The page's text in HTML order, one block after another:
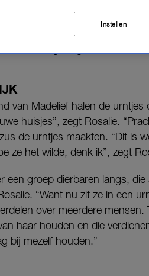
Madelief heeft de
aan de gevolgen
van Madelief halen de
huisjes”, zegt Rosalie.
de urntjes maakten. “Dit is
ze het wilde, denk ik”, zegt
een groep dierbaren langs,
“Want nu zit ze in een
over meerdere
haar houden en die
bij mezelf houden.”
Instellen